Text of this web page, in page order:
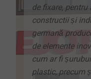
de fixare,
constructii și
germană
de elemente
cum ar fi
plastic, precum